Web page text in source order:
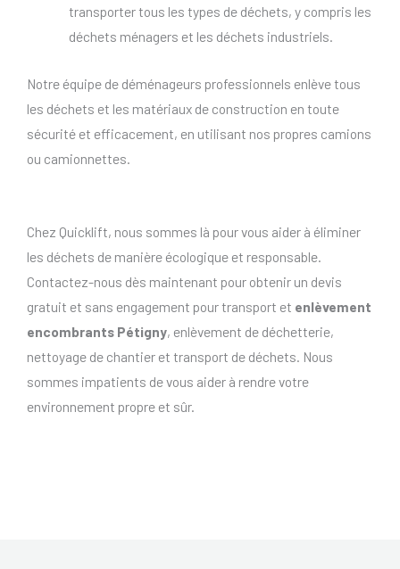
transporter tous les types de déchets, y compris les
déchets ménagers et les déchets industriels.
Notre équipe de déménageurs professionnels enlève tous
les déchets et les matériaux de construction en toute
sécurité et efficacement, en utilisant nos propres camions
ou camionnettes.
Chez Quicklift, nous sommes là pour vous aider à éliminer
les déchets de manière écologique et responsable.
Contactez-nous dès maintenant pour obtenir un devis
gratuit et sans engagement pour transport et enlèvement
encombrants Pétigny, enlèvement de déchetterie,
nettoyage de chantier et transport de déchets. Nous
sommes impatients de vous aider à rendre votre
environnement propre et sûr.